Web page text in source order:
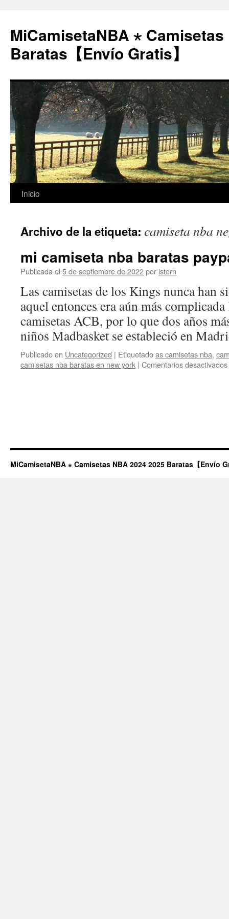
MiCamisetaNBA ⋆ Camisetas
Baratas【Envío Gratis】
Saltar
contenido
Inicio
Archivo de la etiqueta: camiseta nba
mi camiseta nba baratas
Publicada el 5 de septiembre de 2022por istern
Las camisetas de los Kings nunca han
aquel entonces era aún más
camisetas ACB, por lo que dos años
niños Madbasket se estableció en
Publicado en Uncategorized | Etiquetadoas camisetas nba,
camisetas nba baratas en new york | Comentarios desactivados
MiCamisetaNBA ⋆ Camisetas NBA 2024 2025 Baratas【Envío